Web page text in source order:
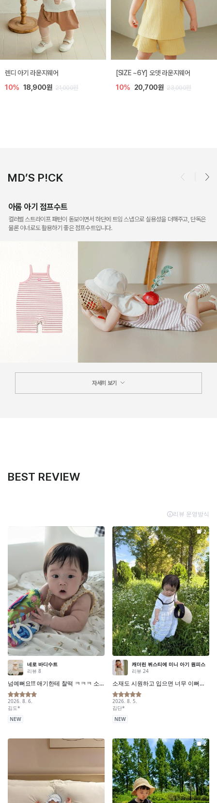
피비 아기 니삭스
10% 4,900원 5,400원
[SIZE ~7Y] 아이스크림 쿨링슈 6색
세트
MD’S P!CK
아롬 아기 점프수트
컬러별 스트라이프 패턴이 돋보이면서 하단에 트임 스냅으로 실용성을 더해주고, 단독은
물론 이너로도 활용하기 좋은 점프수트입니다.
자세히 보기
BEST REVIEW